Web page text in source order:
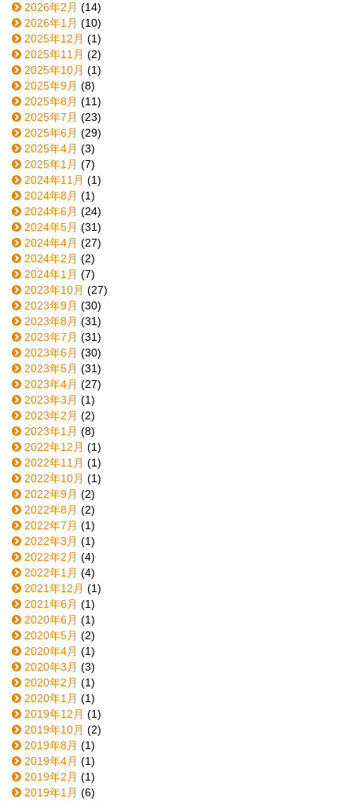
2026年2月 (14)
2026年1月 (10)
2025年12月 (1)
2025年11月 (2)
2025年10月 (1)
2025年9月 (8)
2025年8月 (11)
2025年7月 (23)
2025年6月 (29)
2025年4月 (3)
2025年1月 (7)
2024年11月 (1)
2024年8月 (1)
2024年6月 (24)
2024年5月 (31)
2024年4月 (27)
2024年2月 (2)
2024年1月 (7)
2023年10月 (27)
2023年9月 (30)
2023年8月 (31)
2023年7月 (31)
2023年6月 (30)
2023年5月 (31)
2023年4月 (27)
2023年3月 (1)
2023年2月 (2)
2023年1月 (8)
2022年12月 (1)
2022年11月 (1)
2022年10月 (1)
2022年9月 (2)
2022年8月 (2)
2022年7月 (1)
2022年3月 (1)
2022年2月 (4)
2022年1月 (4)
2021年12月 (1)
2021年6月 (1)
2020年6月 (1)
2020年5月 (2)
2020年4月 (1)
2020年3月 (3)
2020年2月 (1)
2020年1月 (1)
2019年12月 (1)
2019年10月 (2)
2019年8月 (1)
2019年4月 (1)
2019年2月 (1)
2019年1月 (6)